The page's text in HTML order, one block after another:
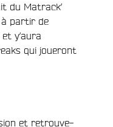
du Matrack’
à partir de
y’aura
qui joueront
et retrouve-